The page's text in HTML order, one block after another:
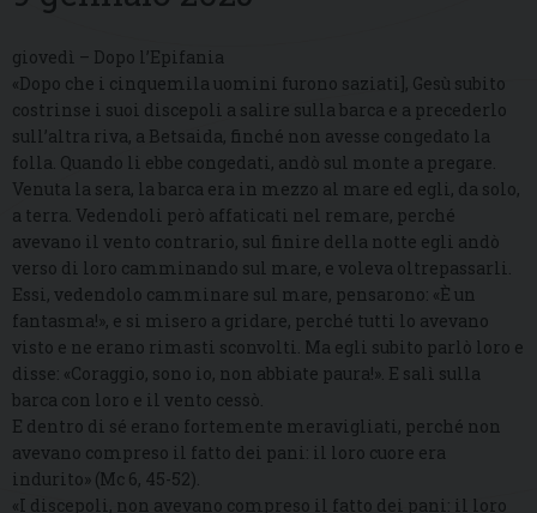
giovedì – Dopo l’Epifania
«Dopo che i cinquemila uomini furono saziati], Gesù subito
costrinse i suoi discepoli a salire sulla barca e a precederlo
sull’altra riva, a Betsaida, finché non avesse congedato la
folla. Quando li ebbe congedati, andò sul monte a pregare.
Venuta la sera, la barca era in mezzo al mare ed egli, da solo,
a terra. Vedendoli però affaticati nel remare, perché
avevano il vento contrario, sul finire della notte egli andò
verso di loro camminando sul mare, e voleva oltrepassarli.
Essi, vedendolo camminare sul mare, pensarono: «È un
fantasma!», e si misero a gridare, perché tutti lo avevano
visto e ne erano rimasti sconvolti. Ma egli subito parlò loro e
disse: «Coraggio, sono io, non abbiate paura!». E salì sulla
barca con loro e il vento cessò.
E dentro di sé erano fortemente meravigliati, perché non
avevano compreso il fatto dei pani: il loro cuore era
indurito» (Mc 6, 45-52).
«I discepoli, non avevano compreso il fatto dei pani: il loro